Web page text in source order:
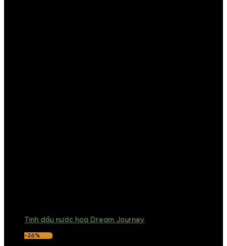
Tinh dầu nước hoa Dream Journey
-26%